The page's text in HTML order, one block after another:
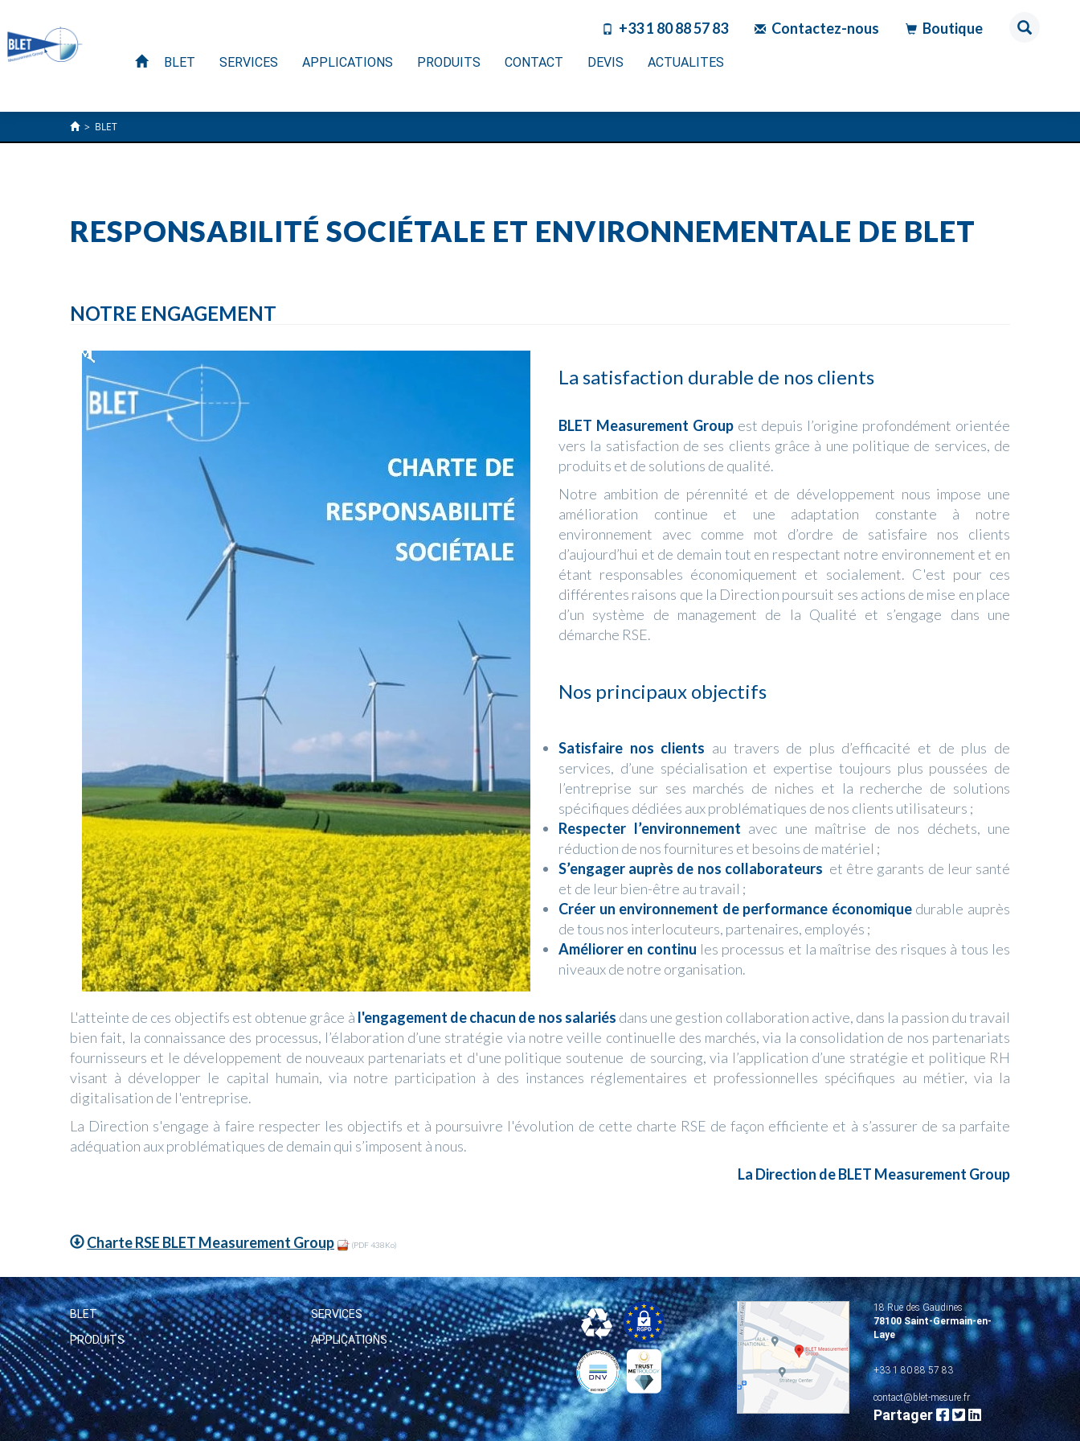
+33 1 80 88 57 83 Contactez-nous Boutique
BLET SERVICES APPLICATIONS PRODUITS CONTACT DEVIS ACTUALITES
> BLET
RESPONSABILITÉ SOCIÉTALE ET ENVIRONNEMENTALE DE BLET
NOTRE ENGAGEMENT
La satisfaction durable de nos clients
BLET Measurement Groupest depuis l’origine profondément orientée
vers la satisfaction de ses clients grâce à une politique de services, de
produits et de solutions de qualité.
Notre ambition de pérennité et de développement nous impose une
amélioration continue et une adaptation constante à notre
environnement avec comme mot d’ordre de satisfaire nos clients
d’aujourd’hui et de demain tout en respectant notre environnement et en
étant responsables économiquement et socialement. C'est pour ces
différentes raisons que la Direction poursuit ses actions de mise en place
d’un système de management de la Qualité et s’engage dans une
démarche RSE.
Nos principaux objectifs
Satisfaire nos clients au travers de plus d’efficacité et de plus de
services, d’une spécialisation et expertise toujours plus poussées de
l’entreprise sur ses marchés de niches et la recherche de solutions
spécifiques dédiées aux problématiques de nos clients utilisateurs ;
Respecter l’environnement avec une maîtrise de nos déchets, une
réduction de nos fournitures et besoins de matériel ;
S’engager auprès de nos collaborateurs et être garants de leur santé
et de leur bien-être au travail ;
Créer un environnement de performance économiquedurable auprès
de tous nos interlocuteurs, partenaires, employés ;
Améliorer en continu les processus et la maîtrise des risques à tous les
niveaux de notre organisation.
L'atteinte de ces objectifs est obtenue grâce à l'engagement de chacun de nos salariés dans une gestion collaboration active, dans la passion du travail
bien fait, la connaissance des processus, l’élaboration d’une stratégie via notre veille continuelle des marchés, via la consolidation de nos partenariats
fournisseurs et le développement de nouveaux partenariats et d'une politique soutenue de sourcing, via l’application d’une stratégie et politique RH
visant à développer le capital humain, via notre participation à des instances réglementaires et professionnelles spécifiques au métier, via la
digitalisation de l'entreprise.
La Direction s'engage à faire respecter les objectifs et à poursuivre l'évolution de cette charte RSE de façon efficiente et à s’assurer de sa parfaite
adéquation aux problématiques de demain qui s’imposent à nous.
La Direction de BLET Measurement Group
Charte RSE BLET Measurement Group (PDF 438Ko)
BLET
PRODUITS
SERVICES
APPLICATIONS
18 Rue des Gaudines
78100 Saint-Germain-en-
Laye
+33 1 80 88 57 83
contact@blet-mesure.fr
Partager